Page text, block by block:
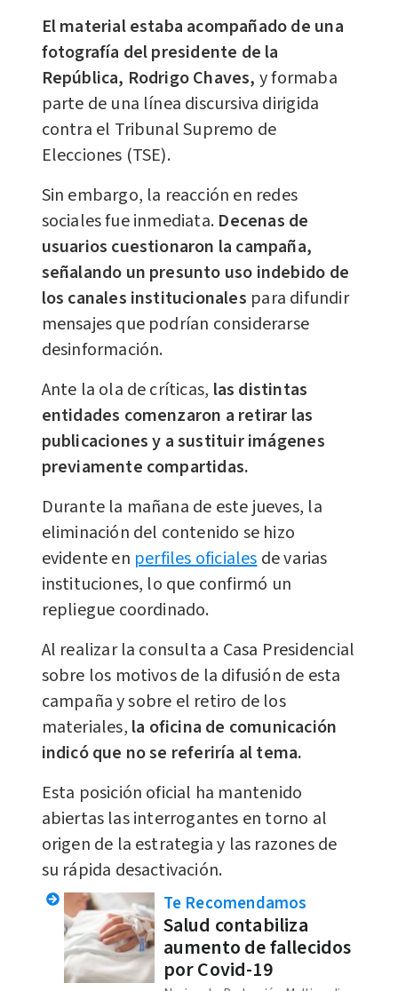
El material estaba acompañado de una
fotografía del presidente de la
República, Rodrigo Chaves, y formaba
parte de una línea discursiva dirigida
contra el Tribunal Supremo de
Elecciones (TSE).
Sin embargo, la reacción en redes
sociales fue inmediata. Decenas de
usuarios cuestionaron la campaña,
señalando un presunto uso indebido de
los canales institucionales para difundir
mensajes que podrían considerarse
desinformación.
Ante la ola de críticas, las distintas
entidades comenzaron a retirar las
publicaciones y a sustituir imágenes
previamente compartidas.
Durante la mañana de este jueves, la
eliminación del contenido se hizo
evidente en perfiles oficiales de varias
instituciones, lo que confirmó un
repliegue coordinado.
Al realizar la consulta a Casa Presidencial
sobre los motivos de la difusión de esta
campaña y sobre el retiro de los
materiales, la oficina de comunicación
indicó que no se referiría al tema.
Esta posición oficial ha mantenido
abiertas las interrogantes en torno al
origen de la estrategia y las razones de
su rápida desactivación.
Te Recomendamos
Salud contabiliza
aumento de fallecidos
por Covid-19